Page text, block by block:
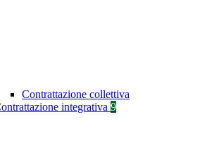
Contrattazione collettiva
integrativa 9